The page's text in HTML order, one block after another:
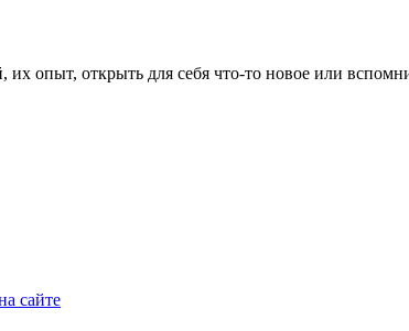
опыт, открыть для себя что-то новое или
сайте